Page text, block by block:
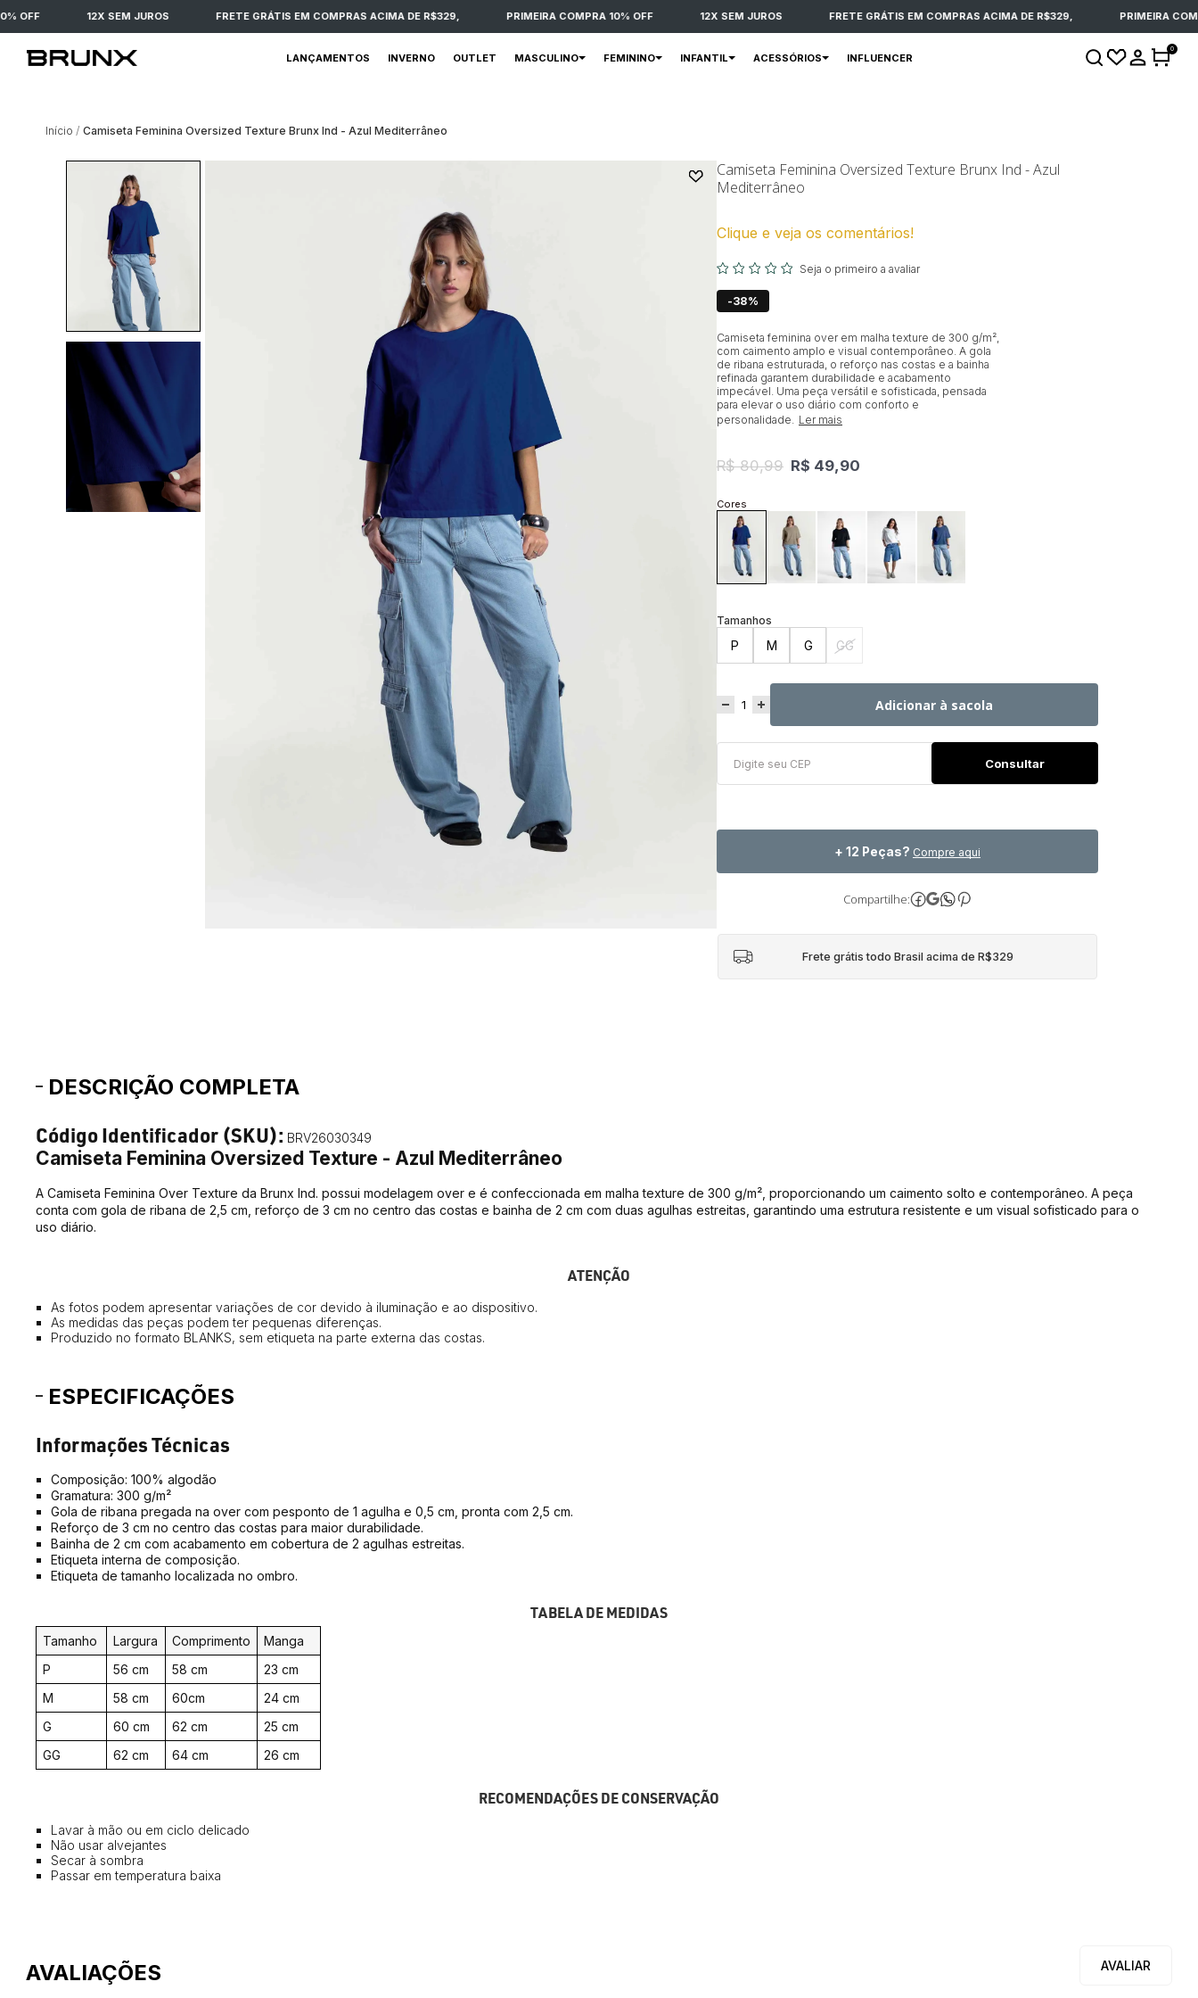
12X SEM JUROS FRETE GRÁTIS EM COMPRAS ACIMA DE R$329, PRIMEIRA COMPRA 10% OFF 12X SEM JUROS FRETE GRÁTIS EM COMPRAS ACIMA DE R$329, PRIMEIRA
LANÇAMENTOS INVERNO OUTLET MASCULINO FEMININO INFANTIL ACESSÓRIOS INFLUENCER
0
Início Camiseta Feminina Oversized Texture Brunx Ind - Azul Mediterrâneo
Camiseta Feminina Oversized Texture Brunx Ind - Azul
Mediterrâneo
Clique e veja os comentários!
Seja o primeiro a avaliar
38%
Camiseta feminina over em malha texture de 300 g/m²,
com caimento amplo e visual contemporâneo. A gola
de ribana estruturada, o reforço nas costas e a bainha
refinada garantem durabilidade e acabamento
impecável. Uma peça versátil e sofisticada, pensada
para elevar o uso diário com conforto e
personalidade. Ler mais
R$ 80,99 R$ 49,90
P M G GG
Adicionar à sacola
+ 12 Peças? Compre aqui
Compartilhe:
Frete grátis todo Brasil acima de R$329
DESCRIÇÃO COMPLETA
Código Identificador (SKU): BRV26030349
Camiseta Feminina Oversized Texture - Azul Mediterrâneo
A Camiseta Feminina Over Texture da Brunx Ind. possui modelagem over e é confeccionada em malha texture de 300 g/m², proporcionando um caimento solto e contemporâneo. A peça
conta com gola de ribana de 2,5 cm, reforço de 3 cm no centro das costas e bainha de 2 cm com duas agulhas estreitas, garantindo uma estrutura resistente e um visual sofisticado para o
uso diário.
ATENÇÃO
As fotos podem apresentar variações de cor devido à iluminação e ao dispositivo.
As medidas das peças podem ter pequenas diferenças.
Produzido no formato BLANKS, sem etiqueta na parte externa das costas.
ESPECIFICAÇÕES
Informações Técnicas
Composição: 100% algodão
Gramatura: 300 g/m²
Gola de ribana pregada na over com pesponto de 1 agulha e 0,5 cm, pronta com 2,5 cm.
Reforço de 3 cm no centro das costas para maior durabilidade.
Bainha de 2 cm com acabamento em cobertura de 2 agulhas estreitas.
Etiqueta interna de composição.
Etiqueta de tamanho localizada no ombro.
TABELA DE MEDIDAS
Tamanho Largura Comprimento
Manga
P
56 cm 58 cm
23 cm
M
58 cm 60cm
24 cm
G
60 cm 62 cm
25 cm
GG
62 cm 64 cm 26 cm
RECOMENDAÇÕES DE CONSERVAÇÃO
Lavar à mão ou em ciclo delicado
Não usar alvejantes
Secar à sombra
Passar em temperatura baixa